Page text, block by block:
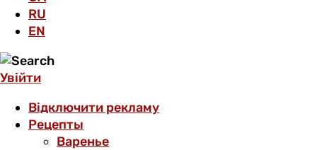
RU
EN
Увійти
Відключити рекламу
Рецепты
Варенье